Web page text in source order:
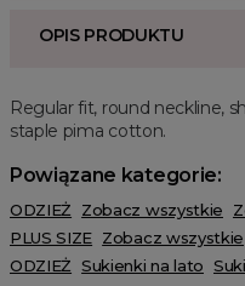
OPIS PRODUKTU
Regular fit, round neckline,
staple pima cotton.
Powiązane kategorie:
ODZIEŻ Zobacz wszystkie
PLUS SIZE Zobacz wszystkie
ODZIEŻ Sukienki na lato